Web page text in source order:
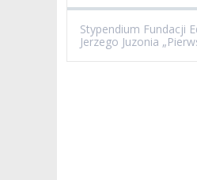
Stypendium Fundacji
Jerzego Juzonia